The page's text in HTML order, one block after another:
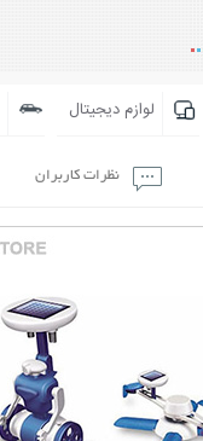
لوازم دیجیتال
نظرات کاربران